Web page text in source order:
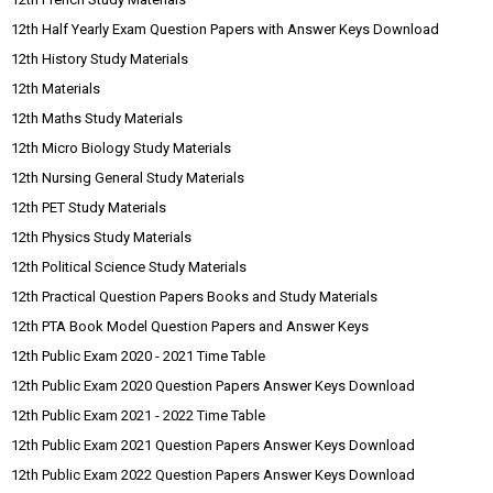
12th Half Yearly Exam Question Papers with Answer Keys Download
12th History Study Materials
12th Materials
12th Maths Study Materials
12th Micro Biology Study Materials
12th Nursing General Study Materials
12th PET Study Materials
12th Physics Study Materials
12th Political Science Study Materials
12th Practical Question Papers Books and Study Materials
12th PTA Book Model Question Papers and Answer Keys
12th Public Exam 2020 - 2021 Time Table
12th Public Exam 2020 Question Papers Answer Keys Download
12th Public Exam 2021 - 2022 Time Table
12th Public Exam 2021 Question Papers Answer Keys Download
12th Public Exam 2022 Question Papers Answer Keys Download